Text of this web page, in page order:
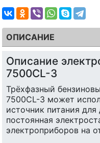
ОПИСАНИЕ
Описание
7500CL-3
Трёхфазный
7500CL-3 может
источник питания
постоянная
электроприборов на